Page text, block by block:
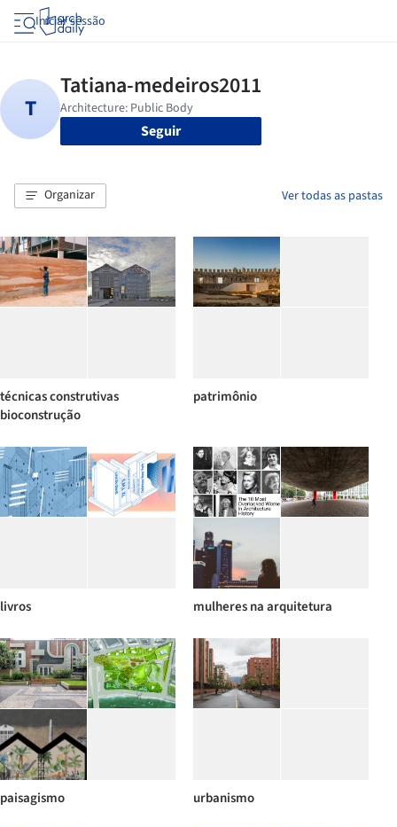
Iniciar sessão
Seguir
Organizar Ver todas as pastas
técnicas construtivas
bioconstrução
patrimônio
livros mulheres na arquitetura
paisagismo urbanismo